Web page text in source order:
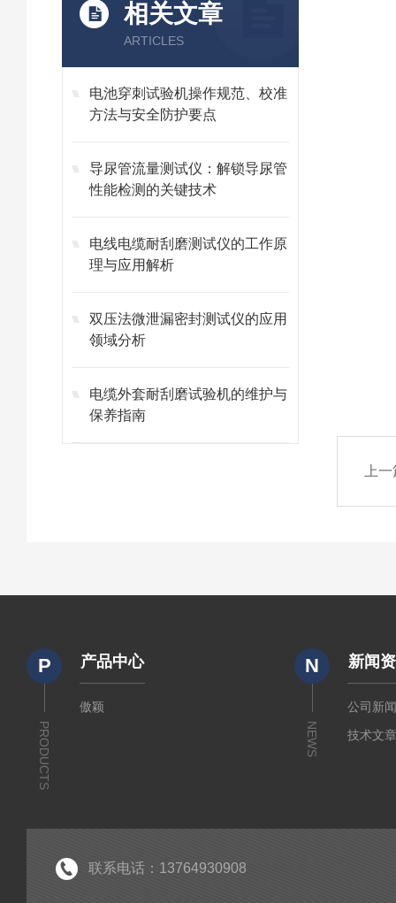
相关文章
ARTICLES
电池穿刺试验机操作规范、校准
方法与安全防护要点
导尿管流量测试仪：解锁导尿管
性能检测的关键技术
电线电缆耐刮磨测试仪的工作原
理与应用解析
双压法微泄漏密封测试仪的应用
领域分析
电缆外套耐刮磨试验机的维护与
保养指南
上
P
PRODUCTS
产品中心
傲颖
N
NEWS
新闻
公司新
技术文
联系电话：13764930908